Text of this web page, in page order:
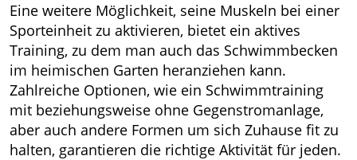
Eine weitere Möglichkeit, seine Muskeln bei einer
Sporteinheit zu aktivieren, bietet ein aktives
Training, zu dem man auch das Schwimmbecken
im heimischen Garten heranziehen kann.
Zahlreiche Optionen, wie ein Schwimmtraining
mit beziehungsweise ohne Gegenstromanlage,
aber auch andere Formen um sich Zuhause fit zu
halten, garantieren die richtige Aktivität für jeden.